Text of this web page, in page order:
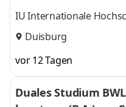
IU Internationale
Duisburg
vor 12 Tagen
Duales Studium